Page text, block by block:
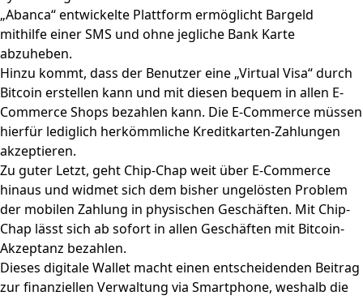
„Abanca“ entwickelte Plattform ermöglicht Bargeld
mithilfe einer SMS und ohne jegliche Bank Karte
abzuheben.
Hinzu kommt, dass der Benutzer eine „Virtual Visa“ durch
Bitcoin erstellen kann und mit diesen bequem in allen E-
Commerce Shops bezahlen kann. Die E-Commerce müssen
hierfür lediglich herkömmliche Kreditkarten-Zahlungen
akzeptieren.
Zu guter Letzt, geht Chip-Chap weit über E-Commerce
hinaus und widmet sich dem bisher ungelösten Problem
der mobilen Zahlung in physischen Geschäften. Mit Chip-
Chap lässt sich ab sofort in allen Geschäften mit Bitcoin-
Akzeptanz bezahlen.
Dieses digitale Wallet macht einen entscheidenden Beitrag
zur finanziellen Verwaltung via Smartphone, weshalb die